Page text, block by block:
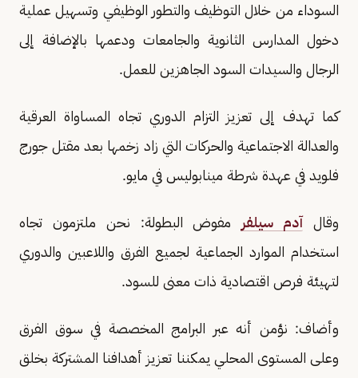
السوداء من خلال التوظيف والتطور الوظيفي وتسهيل عملية
دخول المدارس الثانوية والجامعات ودعمها بالإضافة إلى
الرجال والسيدات السود الجاهزين للعمل.
كما تهدف إلى تعزيز التزام الدوري تجاه المساواة العرقية
والعدالة الاجتماعية والحركات التي زاد زخمها بعد مقتل جورج
فلويد في عهدة شرطة مينابوليس في مايو.
وقالآدم سيلفر مفوض البطولة: نحن ملتزمون تجاه
استخدام الموارد الجماعية لجميع الفرق واللاعبين والدوري
لتهيئة فرص اقتصادية ذات معنى للسود.
وأضاف: نؤمن أنه عبر البرامج المخصصة في سوق الفرق
وعلى المستوى المحلي يمكننا تعزيز أهدافنا المشتركة بخلق